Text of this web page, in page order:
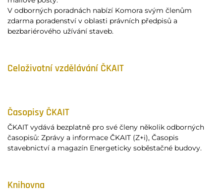
V odborných poradnách nabízí Komora svým členům
zdarma poradenství v oblasti právních předpisů a
bezbariérového užívání staveb.
Celoživotní vzdělávání ČKAIT
Časopisy ČKAIT
ČKAIT vydává bezplatně pro své členy několik odborných
časopisů: Zprávy a informace ČKAIT (Z+i), Časopis
stavebnictví a magazín Energeticky soběstačné budovy.
Knihovna